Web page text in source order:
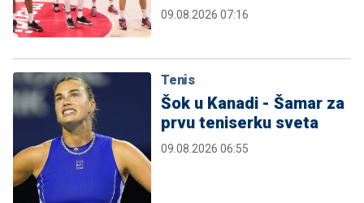
09.08.2026 07:16
Tenis
Šok u Kanadi - Šamar za
prvu teniserku sveta
09.08.2026 06:55